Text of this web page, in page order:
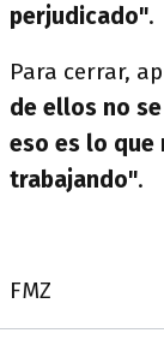
perjudicado".
Para cerrar,
de ellos no
eso es lo que
trabajando".
FMZ